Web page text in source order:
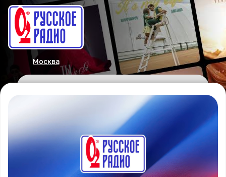
Москва